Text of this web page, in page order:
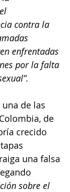
contra la
enfrentadas
por la falta
de las
de
crecido
una falsa
sobre el